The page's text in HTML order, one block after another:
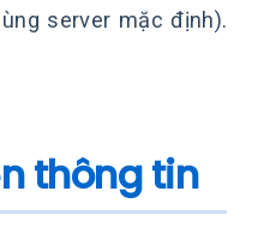
server mặc định).
thông tin